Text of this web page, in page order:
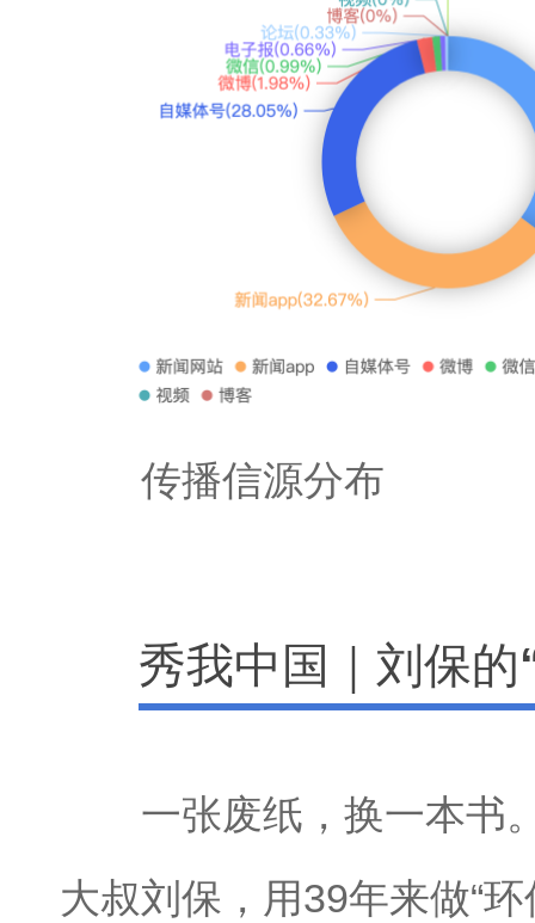
传播信源分布
秀我中国｜刘保的
一张废纸，换一本书
大叔刘保，用39年来做“